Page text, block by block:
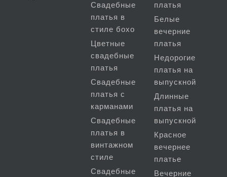
Свадебные
платья в
стиле бохо
Цветные
свадебные
платья
Свадебные
платья с
карманами
Свадебные
платья в
винтажном
стиле
Свадебные
платья
Белые
вечерние
платья
Недорогие
платья на
выпускной
Длинные
платья на
выпускной
Красное
вечернее
платье
Вечерние